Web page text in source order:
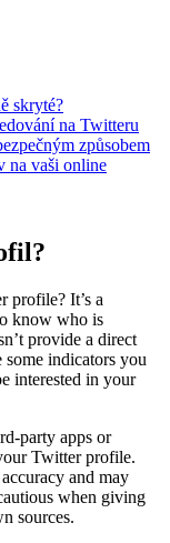
skryté?
na Twitteru
způsobem
na vaši online
profile? It’s a
know who is
provide a direct
indicators you
interested in your
party apps or
Twitter profile.
and may
when giving
sources.